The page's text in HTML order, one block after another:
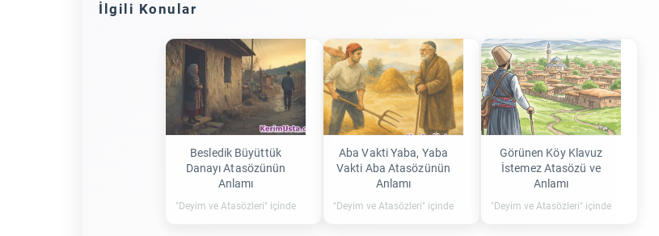
İlgili Konular
Besledik Büyüttük
Danayı Atasözünün
Anlamı
"Deyim ve Atasözleri" içinde
Aba Vakti Yaba, Yaba
Vakti Aba Atasözünün
Anlamı
"Deyim ve Atasözleri" içinde
Görünen Köy Klavuz
İstemez Atasözü ve
Anlamı
"Deyim ve Atasözleri" içinde